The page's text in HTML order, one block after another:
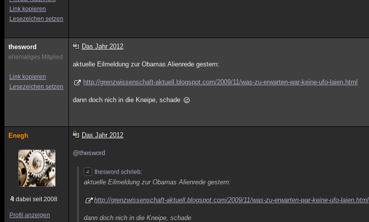
Link kopieren
Lesezeichen setzen
thesword
ehemaliges Mitglied
Link kopieren
Lesezeichen setzen
Das Jahr 2012
aktuelle Eilmeldung zur Obamas Alienrede gestern:
http://grenzwissenschaft-aktuell.blogspot.com/2009/11/was-zu-erwarten-war-keine-ufo-laien.html
dann doch nich in die Kneipe, schade
Enegh
dabei seit 2008
Profil anzeigen
Das Jahr 2012
@thesword
thesword schrieb:
aktuelle Eilmeldung zur Obamas Alienrede gestern:
http://grenzwissenschaft-aktuell.blogspot.com/2009/11/was-zu-erwarten-war-keine-ufo-laien.html
dann doch nich in die Kneipe, schade